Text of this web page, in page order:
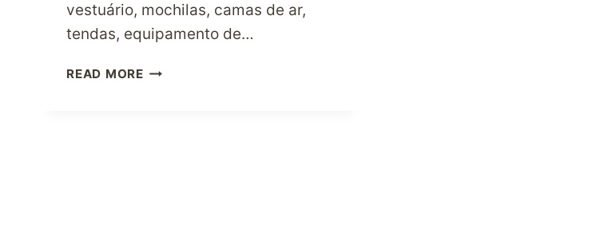
vestuário, mochilas, camas de ar,
tendas, equipamento de…
READ MOREOS